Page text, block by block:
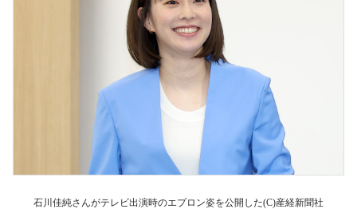
石川佳純さんがテレビ出演時のエプロン姿を公開した(C)産経新聞社